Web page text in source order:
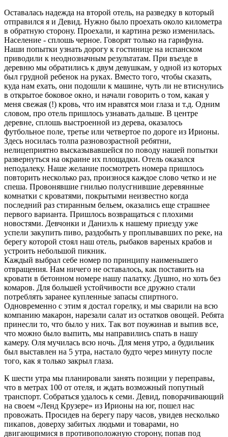
Оставалась надежда на второй отель, на разведку в который
отправился я и Девид. Нужно было проехать около километра
в обратную сторону. Проехали, и картина резко изменилась.
Население - сплошь черное. Говорят только на гарифуна.
Наши попытки узнать дорогу к гостинице на испанском
приводили к неоднозначным результатам. При въезде в
деревню мы обратились к двум девушкам, у одной из которых
был грудной ребенок на руках. Вместо того, чтобы сказать,
куда нам ехать, они подошли к машине, чуть ли не втиснулись
в открытое боковое окно, и начали говорить о том, какая у
меня свежая (!) кровь, что им нравятся мои глаза и т.д. Одним
словом, про отель пришлось узнавать дальше. В центре
деревне, сплошь выстроенной из дерева, оказалось
футбольное поле, третье или четвертое по дороге из Ирионы.
Здесь носилась толпа разновозрастной ребятни,
нелицеприятно высказывавшейся по поводу нашей попытки
развернуться на окраине их площадки. Отель оказался
неподалеку. Наше желание посмотреть номера пришлось
повторить несколько раз, произнося каждое слово четко и не
спеша. Провонявшие гнилью полусгнившие деревянные
комнатки с кроватями, покрытыми неизвестно когда
последний раз стиранным бельем, оказались еще страшнее
первого варианта. Пришлось возвращаться с плохими
новостями. Девчонки и Даниэль к нашему приезду уже
успели закупить пиво, раздобыть у проплывавших по реке, на
берегу которой стоял наш отель, рыбаков вареных крабов и
устроить небольшой пикник.
Каждый выбрал себе номер по принципу наименьшего
отвращения. Нам ничего не оставалось, как поставить на
кровати в бетонном номере нашу палатку. Душно, но хоть без
комаров. Для большей устойчивости все дружно стали
потреблять заранее купленные запасы спиртного.
Одновременно с этим я достал горелку, и мы сварили на всю
компанию макарон, нарезали салат из остатков овощей. Ребята
принесли то, что было у них. Так вот поужинав и выпив все,
что можно было выпить, мы направились спать в нашу
камеру. Оля мучилась всю ночь. Для меня утро, а будильник
был выставлен на 5 утра, настало будто через минуту после
того, как я только закрыл глаза.
К шести утра мы планировали занять позиции у переправы,
что в метрах 100 от отеля, и ждать возможный попутный
транспорт. Собраться удалось к семи. Девид, поворачивающий
на своем «Ленд Крузере» из Ирионы на юг, пошел нас
провожать. Просидев на берегу пару часов, увидев несколько
пикапов, доверху забитых людьми и товарами, но
двигающимися в противоположную сторону, попав под